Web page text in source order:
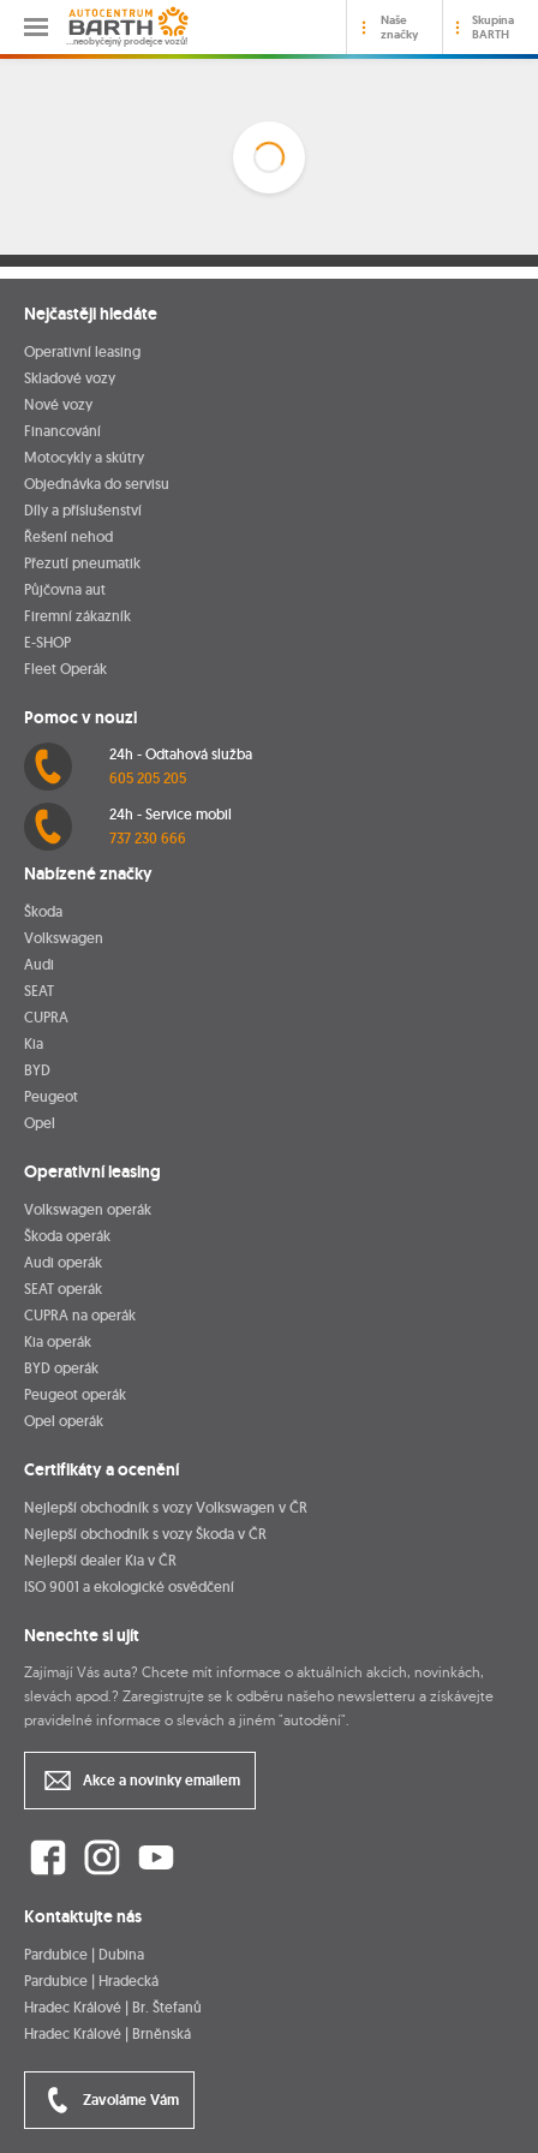
…neobyčejný prodejce vozů!
Naše
značky
Skupina
BARTH
Nejčastěji hledáte
Operativní leasing
Skladové vozy
Nové vozy
Financování
Motocykly a skútry
Objednávka do servisu
Díly a příslušenství
Řešení nehod
Přezutí pneumatik
Půjčovna aut
Firemní zákazník
E-SHOP
Fleet Operák
Pomoc v nouzi
24h - Odtahová služba
605 205 205
24h - Service mobil
737 230 666
Nabízené značky
Škoda
Volkswagen
Audi
SEAT
CUPRA
Kia
BYD
Peugeot
Opel
Operativní leasing
Volkswagen operák
Škoda operák
Audi operák
SEAT operák
CUPRA na operák
Kia operák
BYD operák
Peugeot operák
Opel operák
Certifikáty a ocenění
Nejlepší obchodník s vozy Volkswagen v ČR
Nejlepší obchodník s vozy Škoda v ČR
Nejlepší dealer Kia v ČR
ISO 9001 a ekologické osvědčení
Nenechte si ujít
Zajímají Vás auta? Chcete mít informace o aktuálních akcích, novinkách,
slevách apod.? Zaregistrujte se k odběru našeho newsletteru a získávejte
pravidelné informace o slevách a jiném "autodění".
Akce a novinky emailem
Kontaktujte nás
Pardubice | Dubina
Pardubice | Hradecká
Hradec Králové | Br. Štefanů
Hradec Králové | Brněnská
Zavoláme Vám